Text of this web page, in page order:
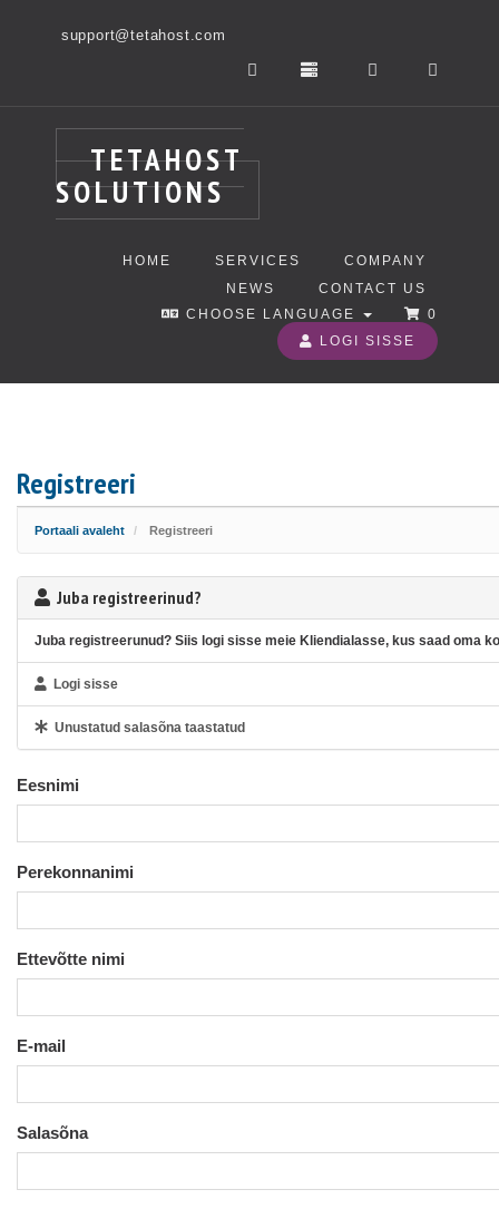
support@tetahost.com
TETAHOST
SOLUTIONS
HOME SERVICES
COMPANY
NEWS
CONTACT US
CHOOSE LANGUAGE
0
LOGI SISSE
Registreeri
Portaali avaleht Registreeri
Juba registreerinud?
Juba registreerunud? Siis logi sisse meie Kliendialasse, kus saad oma
Logi sisse
Unustatud salasõna taastatud
Eesnimi
Perekonnanimi
Ettevõtte nimi
E-mail
Salasõna